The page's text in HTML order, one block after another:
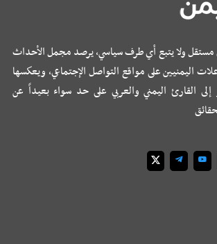
مستقل ولا يتبع أي طرف سياسي، يرصد مجمل الأحداث
اليمنيين على مواقع التواصل الإجتماعي، ويعكسها
القارئ اليمني والعربي على حد سواء بعيداً عن